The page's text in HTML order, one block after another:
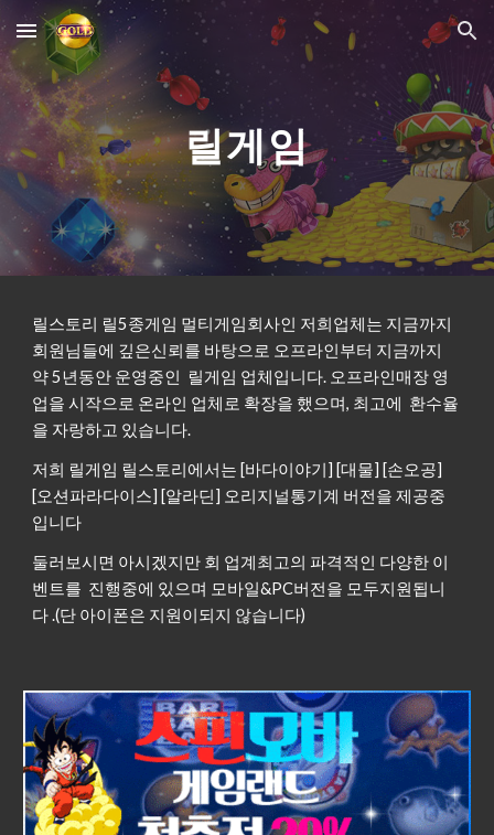
Skip to main content Skip to navigation
릴게임
릴스토리 릴5종게임 멀티게임회사인 저희업체는 지금까지
회원님들에 깊은신뢰를 바탕으로 오프라인부터 지금까지
약 5년동안 운영중인 릴게임 업체입니다. 오프라인매장 영
업을 시작으로 온라인 업체로 확장을 했으며, 최고에 환수율
을 자랑하고 있습니다.
저희 릴게임 릴스토리에서는 [바다이야기] [대물] [손오공]
[오션파라다이스] [알라딘] 오리지널통기계 버전을 제공중
입니다
둘러보시면 아시겠지만 회 업계최고의 파격적인 다양한 이
벤트를 진행중에 있으며 모바일&PC버전을 모두지원됩니
다 .(단 아이폰은 지원이되지 않습니다)